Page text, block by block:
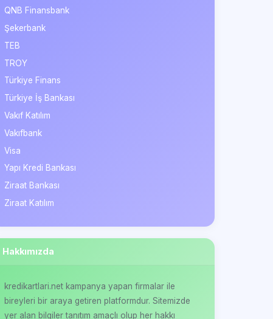
QNB Finansbank
Şekerbank
TEB
TROY
Türkiye Finans
Türkiye İş Bankası
Vakıf Katılım
Vakıfbank
Visa
Yapı Kredi Bankası
Ziraat Bankası
Ziraat Katılım
Hakkımızda
kredikartlari.net kampanya yapan firmalar ile
bireyleri bir araya getiren platformdur. Sitemizde
yer alan bilgiler tanıtım amaçlı olup her hakkı